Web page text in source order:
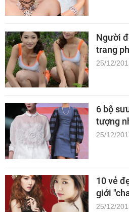
Người
trang
25/12/
6 bộ
tượng
25/12/
10 vẻ
giới
25/12/